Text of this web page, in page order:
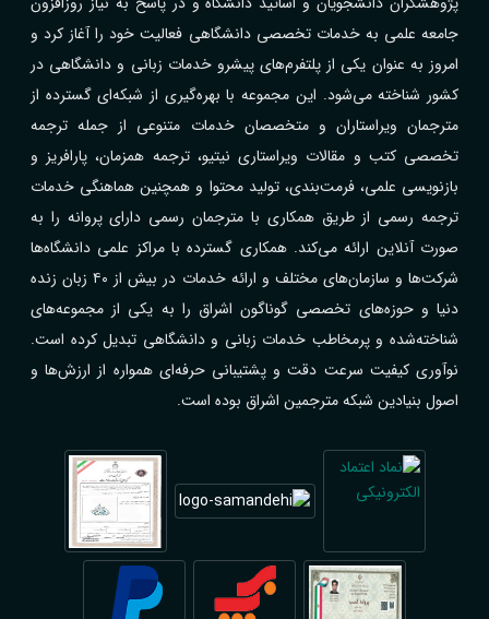
جامعه علمی به خدمات تخصصی دانشگاهی فعالیت خود را آغاز کرد و
امروز به عنوان یکی از پلتفرم‌های پیشرو خدمات زبانی و دانشگاهی در
کشور شناخته می‌شود. این مجموعه با بهره‌گیری از شبکه‌ای گسترده از
مترجمان ویراستاران و متخصصان خدمات متنوعی از جمله ترجمه
تخصصی کتب و مقالات ویراستاری نیتیو، ترجمه همزمان، پارافریز و
بازنویسی علمی، فرمت‌بندی، تولید محتوا و همچنین هماهنگی خدمات
ترجمه رسمی از طریق همکاری با مترجمان رسمی دارای پروانه را به
صورت آنلاین ارائه می‌کند. همکاری گسترده با مراکز علمی دانشگاه‌ها
شرکت‌ها و سازمان‌های مختلف و ارائه خدمات در بیش از ۴۰ زبان زنده
دنیا و حوزه‌های تخصصی گوناگون اشراق را به یکی از مجموعه‌های
شناخته‌شده و پرمخاطب خدمات زبانی و دانشگاهی تبدیل کرده است.
نوآوری کیفیت سرعت دقت و پشتیبانی حرفه‌ای همواره از ارزش‌ها و
اصول بنیادین شبکه مترجمین اشراق بوده است.